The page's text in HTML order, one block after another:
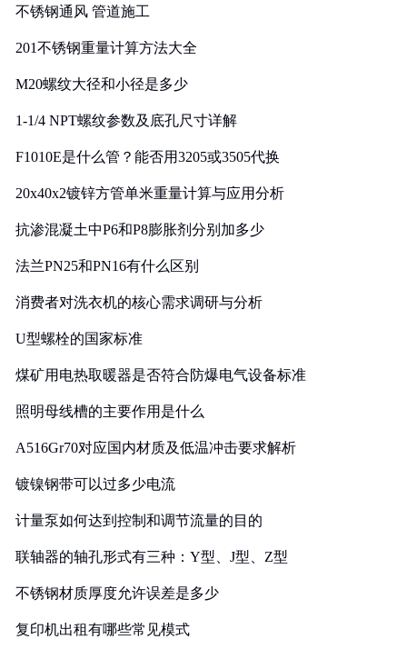
不锈钢通风 管道施工
201不锈钢重量计算方法大全
M20螺纹大径和小径是多少
1-1/4 NPT螺纹参数及底孔尺寸详解
F1010E是什么管？能否用3205或3505代换
20x40x2镀锌方管单米重量计算与应用分析
抗渗混凝土中P6和P8膨胀剂分别加多少
法兰PN25和PN16有什么区别
消费者对洗衣机的核心需求调研与分析
U型螺栓的国家标准
煤矿用电热取暖器是否符合防爆电气设备标准
照明母线槽的主要作用是什么
A516Gr70对应国内材质及低温冲击要求解析
镀镍钢带可以过多少电流
计量泵如何达到控制和调节流量的目的
联轴器的轴孔形式有三种：Y型、J型、Z型
不锈钢材质厚度允许误差是多少
复印机出租有哪些常见模式